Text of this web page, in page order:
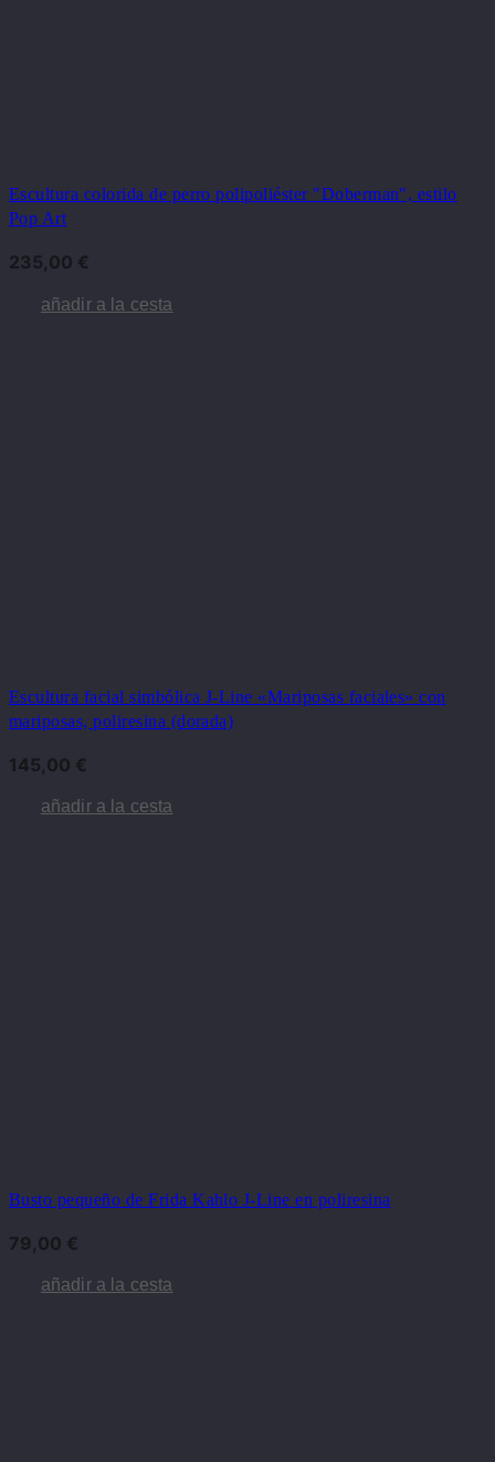
Escultura colorida de perro polipoliéster "Doberman", estilo
Pop Art
235,00 €
añadir a la cesta
Escultura facial simbólica J-Line «Mariposas faciales» con
mariposas, poliresina (dorada)
145,00 €
añadir a la cesta
Busto pequeño de Frida Kahlo J-Line en poliresina
79,00 €
añadir a la cesta